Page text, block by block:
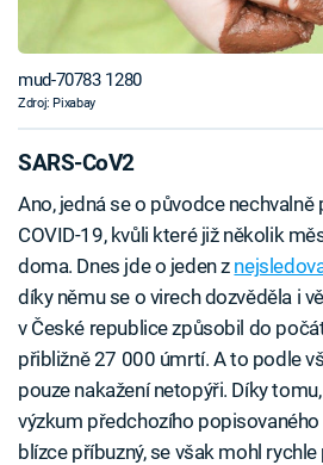
mud-70783 1280
Zdroj: Pixabay
SARS-CoV2
Ano, jedná se o původce
COVID-19, kvůli které již několik
doma. Dnes jde o jeden z
díky němu se o virech dozvěděla i
v České republice způsobil do
přibližně 27 000 úmrtí. A to podle
pouze nakažení netopýři. Díky
výzkum předchozího popisovaného
blízce příbuzný, se však mohl